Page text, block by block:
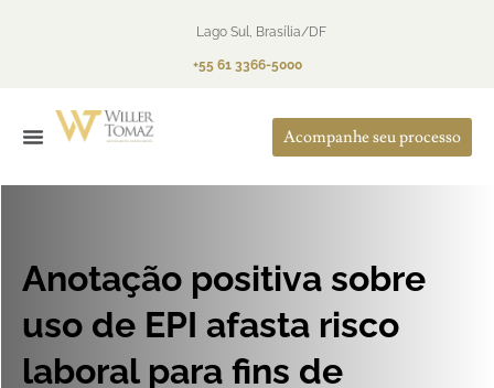
Lago Sul, Brasília/DF
+55 61 3366-5000
Acompanhe seu processo
Anotação positiva sobre
uso de EPI afasta risco
laboral para fins de